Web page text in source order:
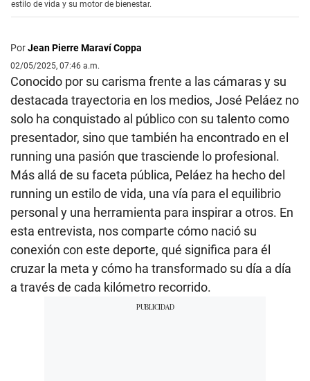
estilo de vida y su motor de bienestar.
PorJean Pierre Maraví Coppa
02/05/2025, 07:46 a.m.
Conocido por su carisma frente a las cámaras y su
destacada trayectoria en los medios, José Peláez no
solo ha conquistado al público con su talento como
presentador, sino que también ha encontrado en el
running una pasión que trasciende lo profesional.
Más allá de su faceta pública, Peláez ha hecho del
running un estilo de vida, una vía para el equilibrio
personal y una herramienta para inspirar a otros. En
esta entrevista, nos comparte cómo nació su
conexión con este deporte, qué significa para él
cruzar la meta y cómo ha transformado su día a día
a través de cada kilómetro recorrido.